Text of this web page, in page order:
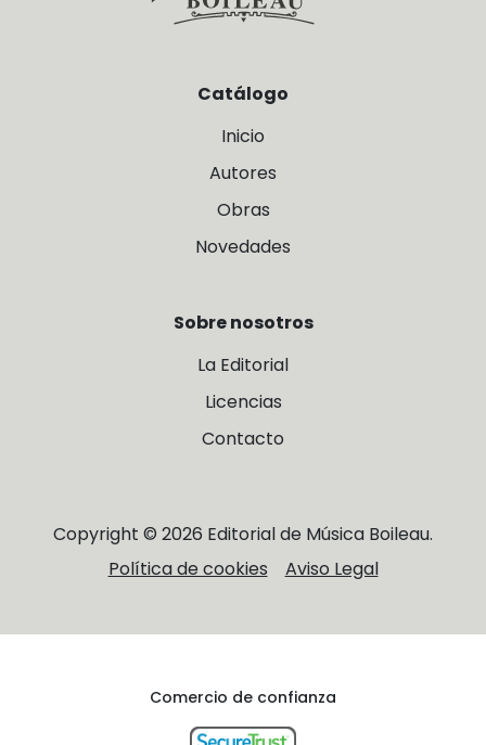
Catálogo
Inicio
Autores
Obras
Novedades
Sobre nosotros
La Editorial
Licencias
Contacto
Copyright © 2026 Editorial de Música Boileau.
Política de cookies
Aviso Legal
Comercio de confianza